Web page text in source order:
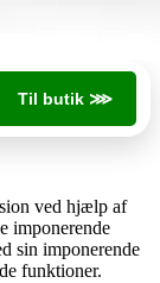
Til butik ⋙
ved hjælp af
imponerende
sin imponerende
funktioner.